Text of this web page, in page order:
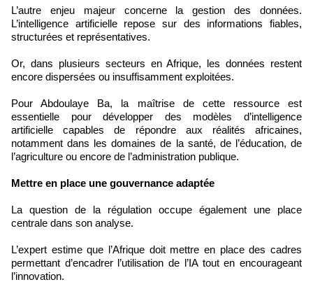
L’autre enjeu majeur concerne la gestion des données.
L’intelligence artificielle repose sur des informations fiables,
structurées et représentatives.
Or, dans plusieurs secteurs en Afrique, les données restent
encore dispersées ou insuffisamment exploitées.
Pour Abdoulaye Ba, la maîtrise de cette ressource est
essentielle pour développer des modèles d’intelligence
artificielle capables de répondre aux réalités africaines,
notamment dans les domaines de la santé, de l’éducation, de
l’agriculture ou encore de l’administration publique.
Mettre en place une gouvernance adaptée
La question de la régulation occupe également une place
centrale dans son analyse.
L’expert estime que l’Afrique doit mettre en place des cadres
permettant d’encadrer l’utilisation de l’IA tout en encourageant
l’innovation.